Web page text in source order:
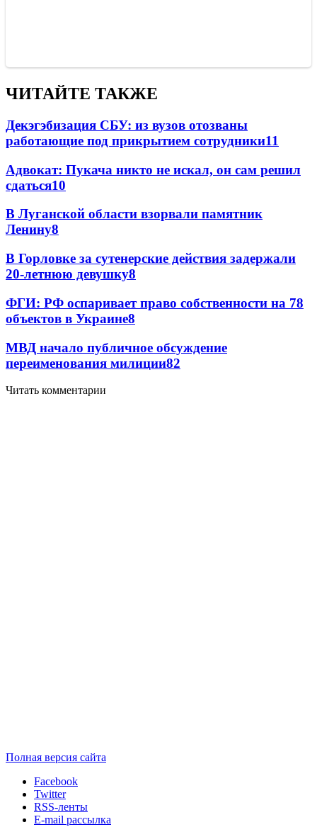
ЧИТАЙТЕ ТАКЖЕ
Декэгэбизация СБУ: из вузов отозваны
работающие под прикрытием сотрудники11
Адвокат: Пукача никто не искал, он сам решил
сдаться10
В Луганской области взорвали памятник
Ленину8
В Горловке за сутенерские действия задержали
20-летнюю девушку8
ФГИ: РФ оспаривает право собственности на 78
объектов в Украине8
МВД начало публичное обсуждение
переименования милиции82
Читать комментарии
Полная версия сайта
Facebook
Twitter
RSS-ленты
E-mail рассылка